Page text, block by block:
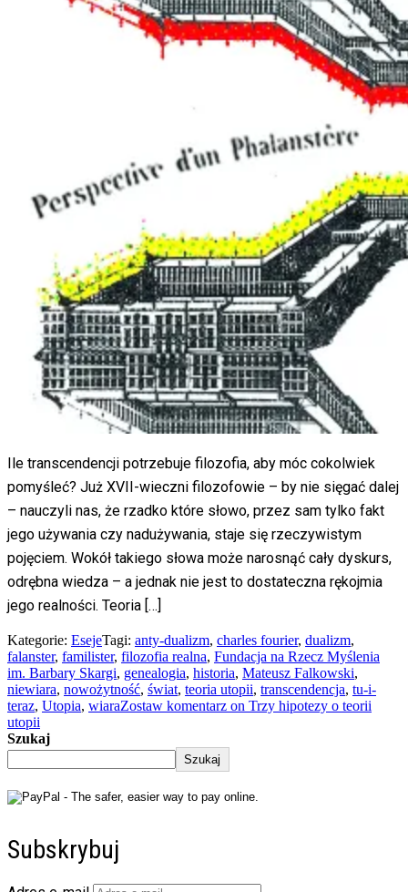
Ile transcendencji potrzebuje filozofia, aby móc cokolwiek
pomyśleć? Już XVII-wieczni filozofowie – by nie sięgać dalej
– nauczyli nas, że rzadko które słowo, przez sam tylko fakt
jego używania czy nadużywania, staje się rzeczywistym
pojęciem. Wokół takiego słowa może narosnąć cały dyskurs,
odrębna wiedza – a jednak nie jest to dostateczna rękojmia
jego realności. Teoria […]
Kategorie: EsejeTagi: anty-dualizm, charles fourier, dualizm,
falanster, familister, filozofia realna, Fundacja na Rzecz Myślenia
im. Barbary Skargi, genealogia, historia, Mateusz Falkowski,
niewiara, nowożytność, świat, teoria utopii, transcendencja, tu-i-
teraz, Utopia, wiaraZostaw komentarz on Trzy hipotezy o teorii
utopii
Szukaj
Szukaj
Subskrybuj